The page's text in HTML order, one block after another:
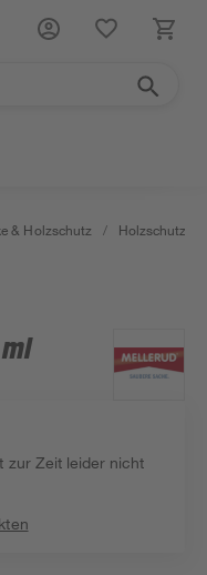
& Holzschutz / Holzschutz &
zur Zeit leider nicht